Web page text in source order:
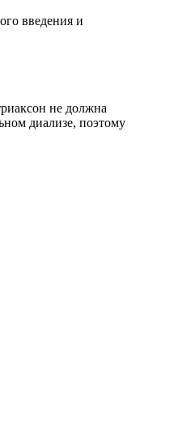
введения и
не должна
диализе, поэтому